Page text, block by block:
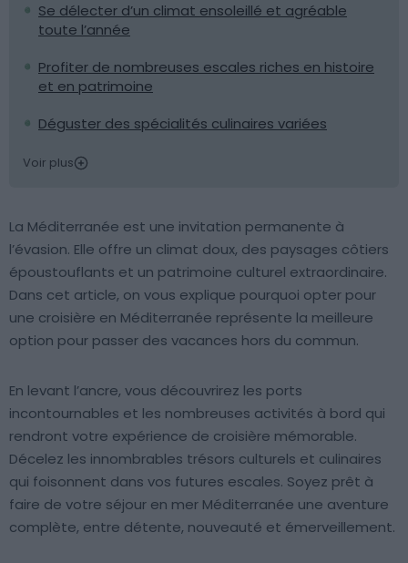
Se délecter d’un climat ensoleillé et agréable
toute l’année
Profiter de nombreuses escales riches en histoire
et en patrimoine
Déguster des spécialités culinaires variées
Voir plus
La Méditerranée est une invitation permanente à
l’évasion. Elle offre un climat doux, des paysages côtiers
époustouflants et un patrimoine culturel extraordinaire.
Dans cet article, on vous explique pourquoi opter pour
une croisière en Méditerranée représente la meilleure
option pour passer des vacances hors du commun.
En levant l’ancre, vous découvrirez les ports
incontournables et les nombreuses activités à bord qui
rendront votre expérience de croisière mémorable.
Décelez les innombrables trésors culturels et culinaires
qui foisonnent dans vos futures escales. Soyez prêt à
faire de votre séjour en mer Méditerranée une aventure
complète, entre détente, nouveauté et émerveillement.